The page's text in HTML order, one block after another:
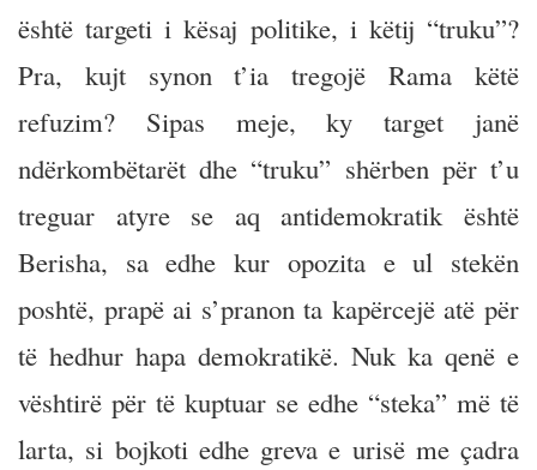
është targeti i kësaj politike, i këtij “truku”?
Pra, kujt synon t’ia tregojë Rama këtë
refuzim? Sipas meje, ky target janë
ndërkombëtarët dhe “truku” shërben për t’u
treguar atyre se aq antidemokratik është
Berisha, sa edhe kur opozita e ul stekën
poshtë, prapë ai s’pranon ta kapërcejë atë për
të hedhur hapa demokratikë. Nuk ka qenë e
vështirë për të kuptuar se edhe “steka” më të
larta, si bojkoti edhe greva e urisë me çadra